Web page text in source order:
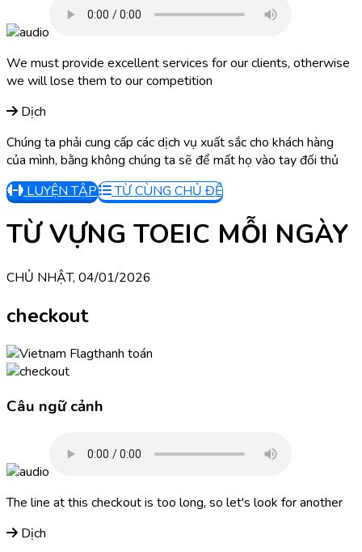
We must provide excellent services for our clients, otherwise
we will lose them to our competition
Dịch
Chúng ta phải cung cấp các dịch vụ xuất sắc cho khách hàng
của mình, bằng không chúng ta sẽ để mất họ vào tay đối thủ
LUYỆN TẬP
TỪ CÙNG CHỦ ĐỀ
TỪ VỰNG TOEIC MỖI NGÀY
CHỦ NHẬT, 04/01/2026
checkout
thanh toán
Câu ngữ cảnh
The line at this checkout is too long, so let's look for another
Dịch